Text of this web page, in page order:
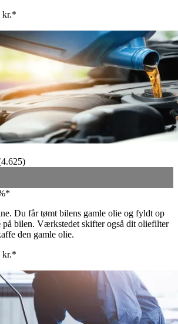
kr.*
4.625)
Du får tømt bilens gamle olie og fyldt op
på bilen. Værkstedet skifter også dit oliefilter
den gamle olie.
kr.*